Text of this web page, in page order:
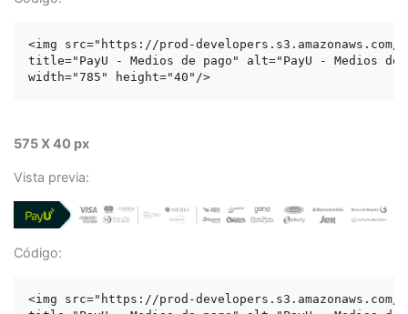
<img src="https://prod-developers.s3.amazonaws.com/
title="PayU - Medios de pago" alt="PayU - Medios de
575 X 40 px
Vista previa:
Código:
<img src="https://prod-developers.s3.amazonaws.com/